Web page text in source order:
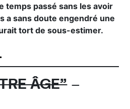
temps passé sans les avoir
a sans doute engendré une
tort de sous-estimer.
ÂGE”–